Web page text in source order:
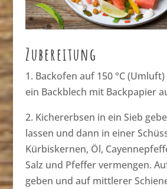
Zubereitung
1. Backofen auf 150 °C
ein Backblech mit Backpapier
2. Kichererbsen in ein Sieb
lassen und dann in einer
Kürbiskernen, Öl,
Salz und Pfeffer vermengen.
geben und auf mittlerer